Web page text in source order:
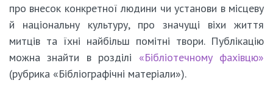
про внесок конкретної людини чи установи в місцеву
й національну культуру, про значущі віхи життя
митців та їхні найбільш помітні твори. Публікацію
можна знайти в розділі «Бібліотечному фахівцю»
(рубрика «Бібліографічні матеріали»).